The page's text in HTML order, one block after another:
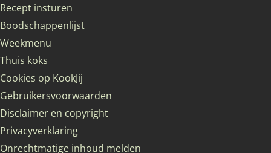
Recept insturen
Boodschappenlijst
Weekmenu
Thuis koks
Cookies op KookJij
Gebruikersvoorwaarden
Disclaimer en copyright
Privacyverklaring
Onrechtmatige inhoud melden